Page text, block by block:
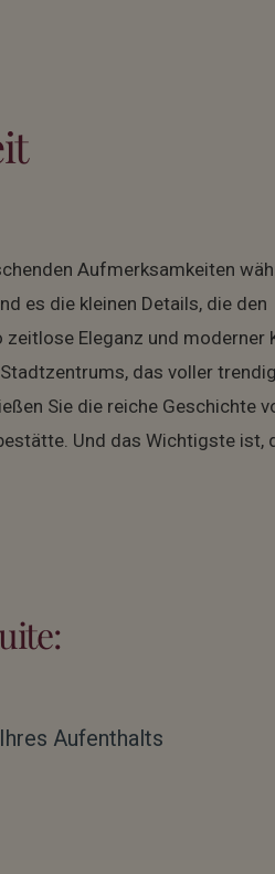
Aufmerksamkeiten
es die kleinen Details, die den
zeitlose Eleganz und moderner
das voller
Sie die reiche Geschichte
Und das Wichtigste ist,
Aufenthalts